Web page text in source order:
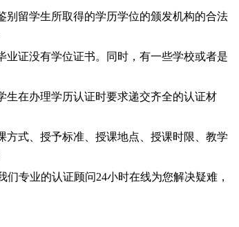
别留学生所取得的学历学位的颁发机构的合法
证没有学位证书。同时，有一些学校或者是
生在办理学历认证时要求递交齐全的认证材
式、授予标准、授课地点、授课时限、教学
专业的认证顾问24小时在线为您解决疑难，